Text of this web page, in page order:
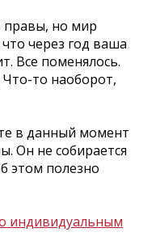
правы, но мир
через год ваша
Все поменялось.
то наоборот,
в данный момент
Он не собирается
этом полезно
индивидуальным